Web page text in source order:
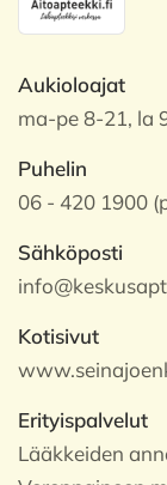
Aukioloajat
ma-pe 8-21, la
Puhelin
06 - 420 1900
Sähköposti
Kotisivut
Erityispalvelut
Lääkkeiden